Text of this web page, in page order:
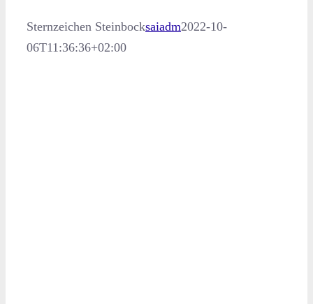
Sternzeichen Steinbocksaiadm2022-10-
06T11:36:36+02:00